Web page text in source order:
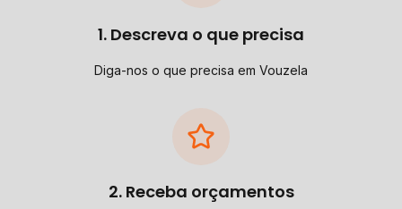
1. Descreva o que precisa
Diga-nos o que precisa em Vouzela
2. Receba orçamentos